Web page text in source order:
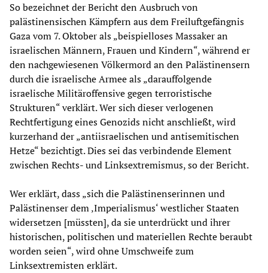
So bezeichnet der Bericht den Ausbruch von
palästinensischen Kämpfern aus dem Freiluftgefängnis
Gaza vom 7. Oktober als „beispielloses Massaker an
israelischen Männern, Frauen und Kindern“, während er
den nachgewiesenen Völkermord an den Palästinensern
durch die israelische Armee als „darauffolgende
israelische Militäroffensive gegen terroristische
Strukturen“ verklärt. Wer sich dieser verlogenen
Rechtfertigung eines Genozids nicht anschließt, wird
kurzerhand der „antiisraelischen und antisemitischen
Hetze“ bezichtigt. Dies sei das verbindende Element
zwischen Rechts- und Linksextremismus, so der Bericht.
Wer erklärt, dass „sich die Palästinenserinnen und
Palästinenser dem ‚Imperialismus‘ westlicher Staaten
widersetzen [müssten], da sie unterdrückt und ihrer
historischen, politischen und materiellen Rechte beraubt
worden seien“, wird ohne Umschweife zum
Linksextremisten erklärt.